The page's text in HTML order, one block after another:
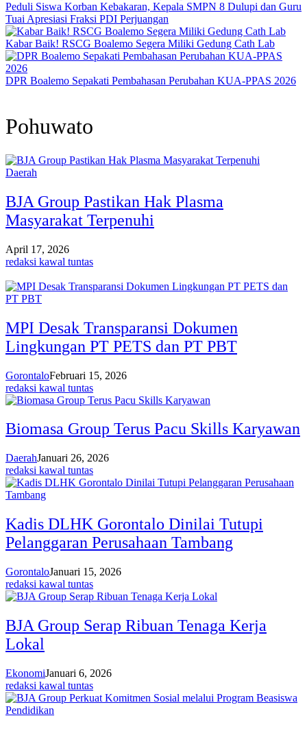
Peduli Siswa Korban Kebakaran, Kepala SMPN 8 Dulupi dan Guru
Tuai Apresiasi Fraksi PDI Perjuangan
Kabar Baik! RSCG Boalemo Segera Miliki Gedung Cath Lab
DPR Boalemo Sepakati Pembahasan Perubahan KUA-PPAS 2026
Pohuwato
Daerah
BJA Group Pastikan Hak Plasma
Masyarakat Terpenuhi
April 17, 2026
redaksi kawal tuntas
MPI Desak Transparansi Dokumen
Lingkungan PT PETS dan PT PBT
GorontaloFebruari 15, 2026
redaksi kawal tuntas
Biomasa Group Terus Pacu Skills Karyawan
DaerahJanuari 26, 2026
redaksi kawal tuntas
Kadis DLHK Gorontalo Dinilai Tutupi
Pelanggaran Perusahaan Tambang
GorontaloJanuari 15, 2026
redaksi kawal tuntas
BJA Group Serap Ribuan Tenaga Kerja
Lokal
EkonomiJanuari 6, 2026
redaksi kawal tuntas